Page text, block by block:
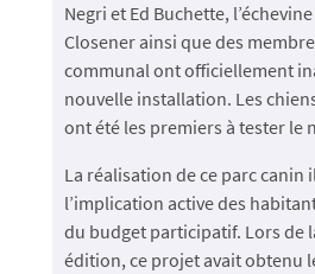
Negri et Ed Buchette,
Closener ainsi que des
communal ont officiellement
nouvelle installation. Les
ont été les premiers à tester le
La réalisation de ce parc canin
l’implication active des
du budget participatif. Lors de
édition, ce projet avait obtenu